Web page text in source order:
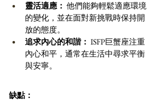
靈活適應： 他們能夠輕鬆適應環境
的變化，並在面對新挑戰時保持開
放的態度。
追求內心的和諧： ISFP巨蟹座注重
內心和平，通常在生活中尋求平衡
與安寧。
缺點：